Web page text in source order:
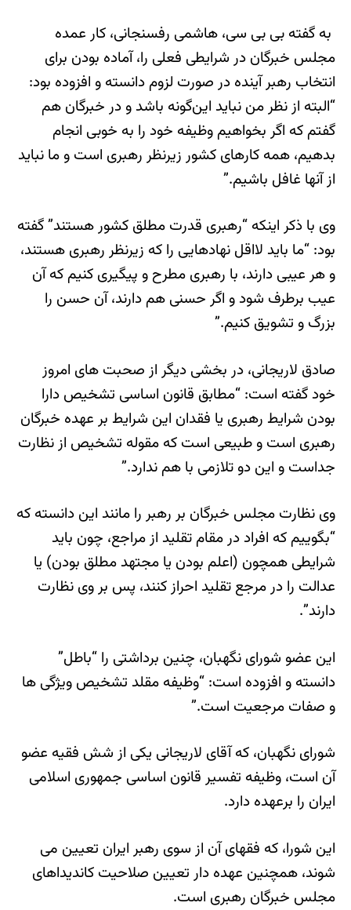
به گفته بی بی سی، هاشمی رفسنجانی، کار عمده
مجلس خبرگان در شرایطی فعلی را، آماده بودن برای
انتخاب رهبر آینده در صورت لزوم دانسته و افزوده بود:
“البته از نظر من نباید این‌گونه باشد و در خبرگان هم
گفتم که اگر بخواهیم وظیفه خود را به خوبی انجام
بدهیم، همه کارهای کشور زیرنظر رهبری است و ما نباید
از آنها غافل باشیم.”
وی با ذکر اینکه “رهبری قدرت مطلق کشور هستند” گفته
بود: “ما باید لااقل نهادهایی را که زیرنظر رهبری هستند،
و هر عیبی دارند، با رهبری مطرح و پیگیری کنیم که آن
عیب برطرف شود و اگر حسنی هم دارند، آن حسن را
بزرگ و تشویق کنیم.”
صادق لاریجانی، در بخشی دیگر از صحبت های امروز
خود گفته است: “مطابق قانون اساسی تشخیص دارا
بودن شرایط رهبری یا فقدان این شرایط بر عهده خبرگان
رهبری است و طبیعی است که مقوله تشخیص از نظارت
جداست و این دو تلازمی با هم ندارد.”
وی نظارت مجلس خبرگان بر رهبر را مانند این دانسته که
“بگوییم که افراد در مقام تقلید از مراجع، چون باید
شرایطی همچون (اعلم بودن یا مجتهد مطلق بودن) یا
عدالت را در مرجع تقلید احراز کنند، پس بر وی نظارت
دارند”.
این عضو شورای نگهبان، چنین برداشتی را “باطل”
دانسته و افزوده است: “وظیفه مقلد تشخیص ویژگی ها
و صفات مرجعیت است.”
شورای نگهبان، که آقای لاریجانی یکی از شش فقیه عضو
آن است، وظیفه تفسیر قانون اساسی جمهوری اسلامی
ایران را برعهده دارد.
این شورا، که فقهای آن از سوی رهبر ایران تعیین می
شوند، همچنین عهده دار تعیین صلاحیت کاندیداهای
مجلس خبرگان رهبری است.